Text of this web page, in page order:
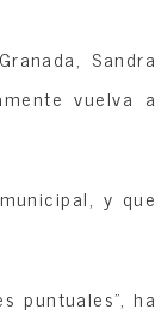
Sandra
vuelva a
y que
puntuales”, ha